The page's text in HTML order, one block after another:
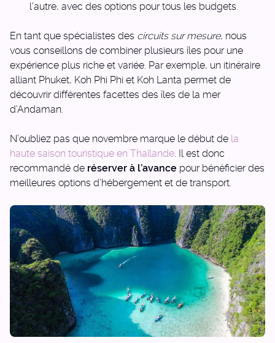
l’autre, avec des options pour tous les budgets.
En tant que spécialistes des circuits sur mesure, nous
vous conseillons de combiner plusieurs îles pour une
expérience plus riche et variée. Par exemple, un itinéraire
alliant Phuket, Koh Phi Phi et Koh Lanta permet de
découvrir différentes facettes des îles de la mer
d’Andaman.
N’oubliez pas que novembre marque le début de la
haute saison touristique en Thaïlande. Il est donc
recommandé de réserver à l’avance pour bénéficier des
meilleures options d’hébergement et de transport.